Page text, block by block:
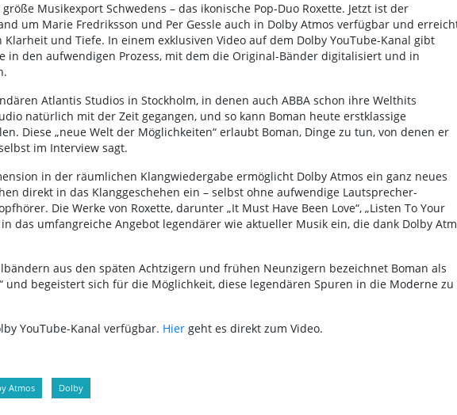
Musikexport Schwedens – das ikonische Pop-Duo Roxette. Jetzt ist der
um Marie Fredriksson und Per Gessle auch in Dolby Atmos verfügbar und
und Tiefe. In einem exklusiven Video auf dem Dolby YouTube-Kanal gibt
in den aufwendigen Prozess, mit dem die Original-Bänder digitalisiert und in
Atlantis Studios in Stockholm, in denen auch ABBA schon ihre Welthits
natürlich mit der Zeit gegangen, und so kann Boman heute erstklassige
Diese „neue Welt der Möglichkeiten“ erlaubt Boman, Dinge zu tun, von denen er
im Interview sagt.
in der räumlichen Klangwiedergabe ermöglicht Dolby Atmos ein ganz neues
direkt in das Klanggeschehen ein – selbst ohne aufwendige Lautsprecher-
Die Werke von Roxette, darunter „It Must Have Been Love“, „Listen To Your
in das umfangreiche Angebot legendärer wie aktueller Musik ein, die dank Dolby
aus den späten Achtzigern und frühen Neunzigern bezeichnet Boman als
und begeistert sich für die Möglichkeit, diese legendären Spuren in die Moderne zu
YouTube-Kanal verfügbar. Hiergeht es direkt zum Video.
Atmos Dolby